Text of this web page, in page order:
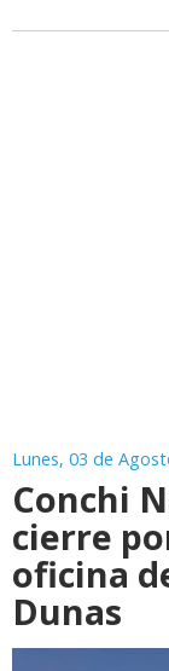
Lunes, 03 de
Conchi
cierre
oficina
Dunas